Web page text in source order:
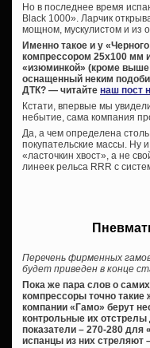
Но в последнее время
Black 1000». Ларчик
мощном, мускулистом и из
Именно такое и у
компрессором 25х100 мм
«изюминкой» (кроме выше
оснащенный неким
ДТК? — читайте наш пост
Кстати, впервые мы
небытие, сама компания
Да, а чем определена
покупательские массы. Ну
«ласточкин хвост», а не
линеек рельса RRR с
Перечень фирменных
будет приведен в конце
Пока же пара слов о
компрессоры точно такие
компании «Гамо» берут
контрольные их
показатели – 270-280 для
испанцы из них стреляют